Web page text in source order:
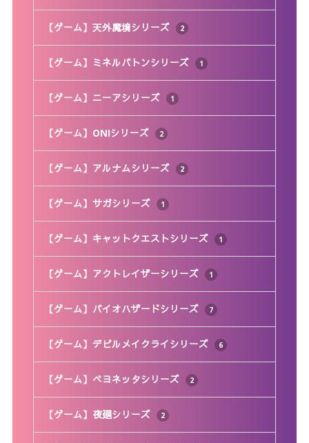
【ゲーム】天外魔境シリーズ 2
【ゲーム】ミネルバトンシリーズ 1
【ゲーム】ニーアシリーズ 1
【ゲーム】ONIシリーズ 2
【ゲーム】アルナムシリーズ 2
【ゲーム】サガシリーズ 1
【ゲーム】キャットクエストシリーズ 1
【ゲーム】アクトレイザーシリーズ 1
【ゲーム】バイオハザードシリーズ 7
【ゲーム】デビルメイクライシリーズ 6
【ゲーム】ベヨネッタシリーズ 2
【ゲーム】夜廻シリーズ 2